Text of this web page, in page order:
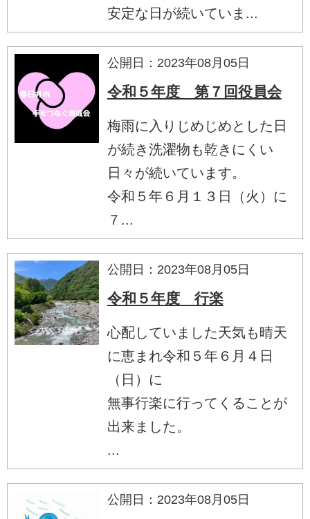
安定な日が続いていま...
公開日：2023年08月05日
令和５年度 第７回役員会
梅雨に入りじめじめとした日
が続き洗濯物も乾きにくい
日々が続いています。
令和５年６月１３日（火）に
７...
公開日：2023年08月05日
令和５年度 行楽
心配していました天気も晴天
に恵まれ令和５年６月４日
（日）に
無事行楽に行ってくることが
出来ました。
...
公開日：2023年08月05日